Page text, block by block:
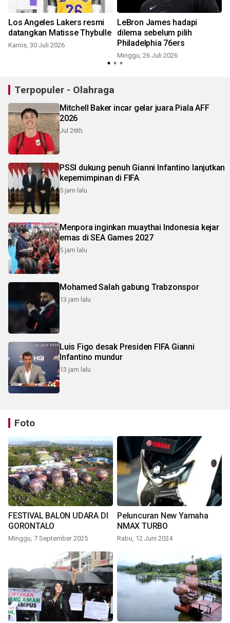
Los Angeles Lakers resmi
datangkan Matisse Thybulle
Kamis, 30 Juli 2026
LeBron James hadapi
dilema sebelum pilih
Philadelphia 76ers
Minggu, 26 Juli 2026
Terpopuler - Olahraga
Mitchell Baker incar gelar juara Piala AFF
2026
Jul 26th
PSSI dukung penuh Gianni Infantino lanjutkan
kepemimpinan di FIFA
5 jam lalu
Menpora inginkan muaythai Indonesia kejar
emas di SEA Games 2027
5 jam lalu
Mohamed Salah gabung Trabzonspor
13 jam lalu
Luis Figo desak Presiden FIFA Gianni
Infantino mundur
13 jam lalu
Foto
FESTIVAL BALON UDARA DI
GORONTALO
Minggu, 7 September 2025
Peluncuran New Yamaha
NMAX TURBO
Rabu, 12 Juni 2024